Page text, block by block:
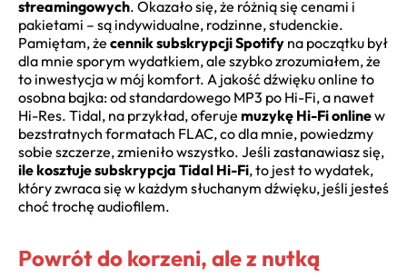
streamingowych. Okazało się, że różnią się cenami i
pakietami – są indywidualne, rodzinne, studenckie.
Pamiętam, że cennik subskrypcji Spotify na początku był
dla mnie sporym wydatkiem, ale szybko zrozumiałem, że
to inwestycja w mój komfort. A jakość dźwięku online to
osobna bajka: od standardowego MP3 po Hi-Fi, a nawet
Hi-Res. Tidal, na przykład, oferuje muzykę Hi-Fi onlinew
bezstratnych formatach FLAC, co dla mnie, powiedzmy
sobie szczerze, zmieniło wszystko. Jeśli zastanawiasz się,
ile kosztuje subskrypcja Tidal Hi-Fi, to jest to wydatek,
który zwraca się w każdym słuchanym dźwięku, jeśli jesteś
choć trochę audiofilem.
Powrót do korzeni, ale z nutką